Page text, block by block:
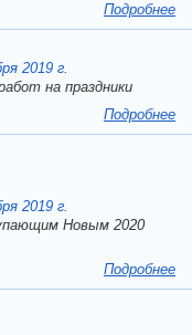
Подробнее
2019 г.
на праздники
Подробнее
2019 г.
Новым 2020
Подробнее